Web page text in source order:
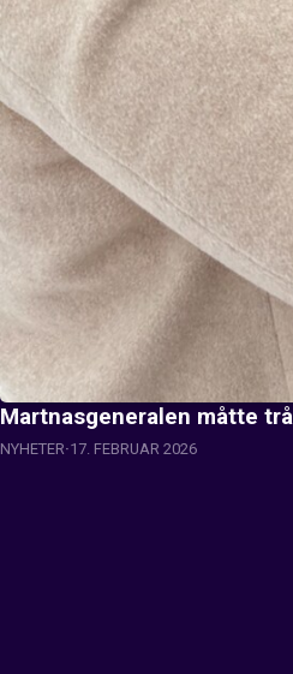
Martnasgeneralen måtte
NYHETER 17. FEBRUAR 2026